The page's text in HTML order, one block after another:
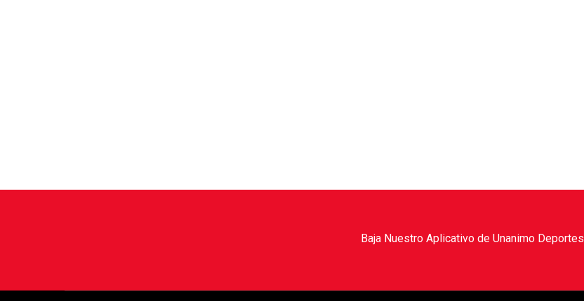
Baja Nuestro Aplicativo de Unanimo Deportes